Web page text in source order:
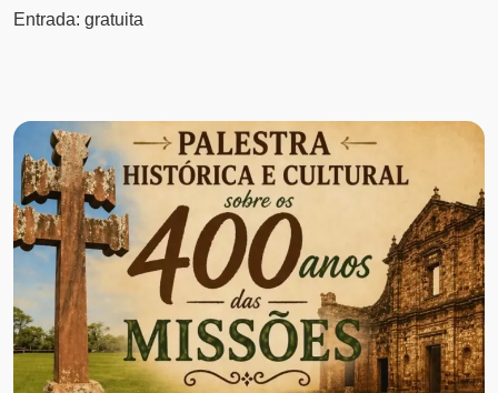
Entrada: gratuita